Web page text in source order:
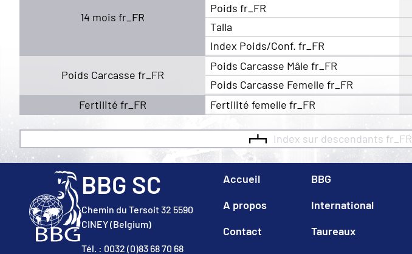
14 mois fr_FR
Poids fr_FR
Talla
Index Poids/Conf. fr_FR
Poids Carcasse fr_FR
Poids Carcasse Mâle fr_FR
Poids Carcasse Femelle fr_FR
Fertilité fr_FR
Fertilité femelle fr_FR
Index sur descendants fr_FR
BBG SC
Chemin du Tersoit 32 5590
CINEY (Belgium)
Tél. : 0032 (0)83 68 70 68
Accueil
A propos
Contact
BBG
International
Taureaux